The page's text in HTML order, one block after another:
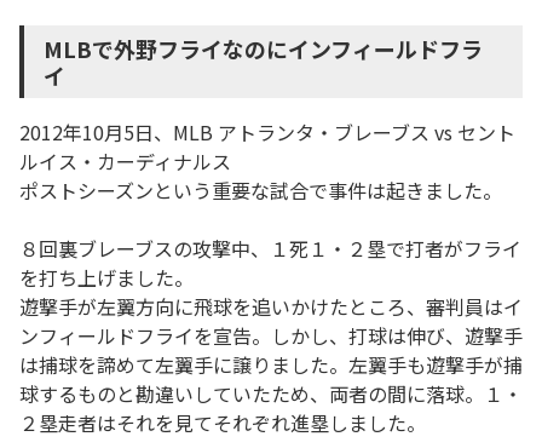
MLBで外野フライなのにインフィールドフラ
イ
2012年10月5日、MLB アトランタ・ブレーブス vs セント
ルイス・カーディナルス
ポストシーズンという重要な試合で事件は起きました。
８回裏ブレーブスの攻撃中、１死１・２塁で打者がフライ
を打ち上げました。
遊撃手が左翼方向に飛球を追いかけたところ、審判員はイ
ンフィールドフライを宣告。しかし、打球は伸び、遊撃手
は捕球を諦めて左翼手に譲りました。左翼手も遊撃手が捕
球するものと勘違いしていたため、両者の間に落球。１・
２塁走者はそれを見てそれぞれ進塁しました。